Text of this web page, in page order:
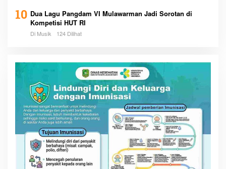
10 Dua Lagu Pangdam VI Mulawarman Jadi Sorotan di
Kompetisi HUT RI
Di Musik 124 Dilihat